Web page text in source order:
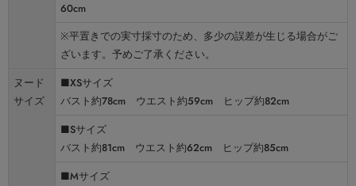
60cm
※平置きでの実寸採寸のため、多少の誤差が生じる場合がご
ざいます。予めご了承ください。
ヌード
サイズ
■XSサイズ
バスト約78cm ウエスト約59cm ヒップ約82cm
■Sサイズ
バスト約81cm ウエスト約62cm ヒップ約85cm
■Mサイズ